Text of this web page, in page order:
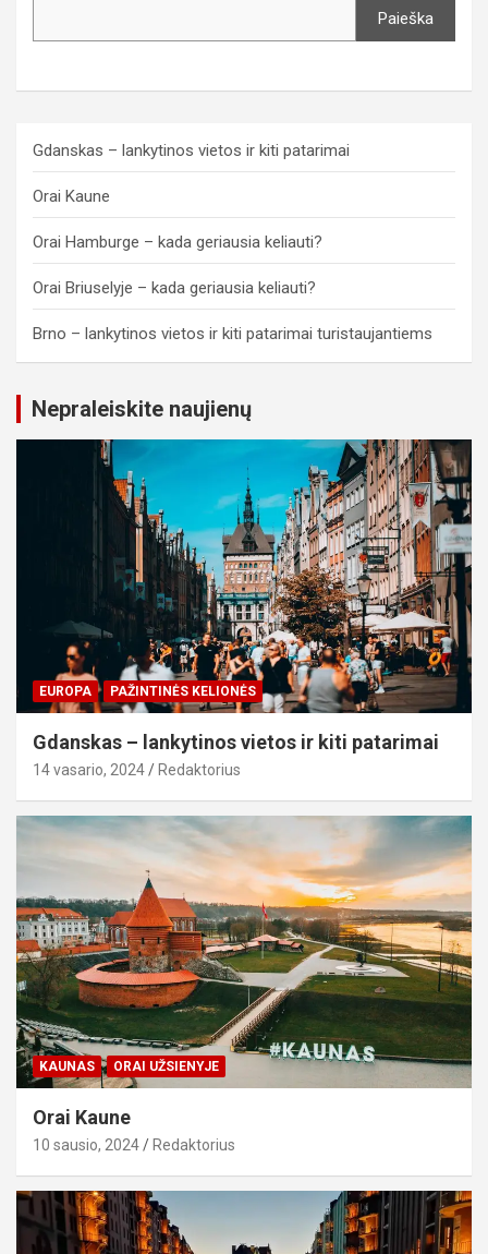
Paieška
Gdanskas – lankytinos vietos ir kiti patarimai
Orai Kaune
Orai Hamburge – kada geriausia keliauti?
Orai Briuselyje – kada geriausia keliauti?
Brno – lankytinos vietos ir kiti patarimai turistaujantiems
Nepraleiskite naujienų
EUROPA PAŽINTINĖS KELIONĖS
Gdanskas – lankytinos vietos ir kiti patarimai
14 vasario, 2024 Redaktorius
KAUNAS ORAI UŽSIENYJE
Orai Kaune
10 sausio, 2024 Redaktorius